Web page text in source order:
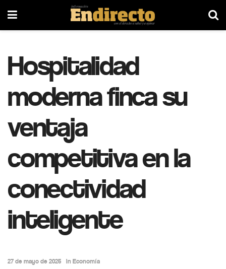
Hospitalidad
moderna finca su
ventaja
competitiva en la
conectividad
inteligente
27 de mayo de 2025 in Economía